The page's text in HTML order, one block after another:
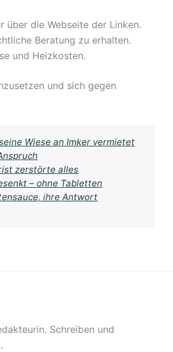
über die Webseite der Linken.
Beratung zu erhalten.
und Heizkosten.
und sich gegen
Wiese an Imker vermietet
zerstörte alles
– ohne Tabletten
ihre Antwort
Schreiben und